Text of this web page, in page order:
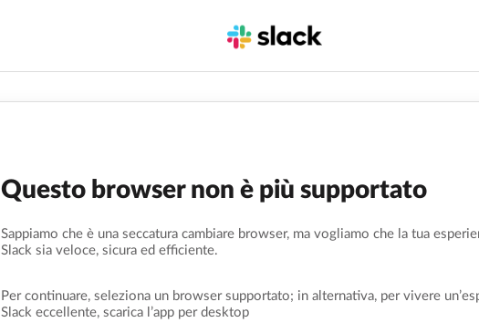
Questo browser non è più supportato
Sappiamo che è una seccatura cambiare browser, ma vogliamo che la tua
Slack sia veloce, sicura ed efficiente.
Per continuare, seleziona un browser supportato; in alternativa, per vivere
Slack eccellente, scarica l’app per desktop